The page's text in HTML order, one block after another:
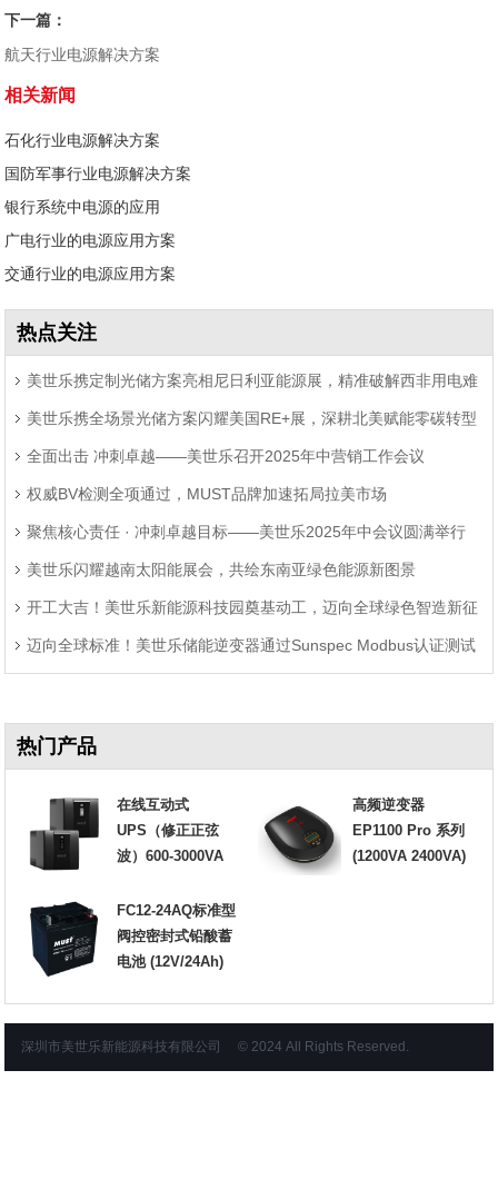
下一篇：
航天行业电源解决方案
相关新闻
石化行业电源解决方案
国防军事行业电源解决方案
银行系统中电源的应用
广电行业的电源应用方案
交通行业的电源应用方案
热点关注
美世乐携定制光储方案亮相尼日利亚能源展，精准破解西非用电难
题 美世乐携全场景光储方案闪耀美国RE+展，深耕北美赋能零碳转型
全面出击 冲刺卓越——美世乐召开2025年中营销工作会议
权威BV检测全项通过，MUST品牌加速拓局拉美市场
聚焦核心责任 · 冲刺卓越目标——美世乐2025年中会议圆满举行
美世乐闪耀越南太阳能展会，共绘东南亚绿色能源新图景
开工大吉！美世乐新能源科技园奠基动工，迈向全球绿色智造新征
程 迈向全球标准！美世乐储能逆变器通过Sunspec Modbus认证测试
热门产品
在线互动式
UPS（修正正弦
波）600-3000VA
高频逆变器
EP1100 Pro 系列
(1200VA 2400VA)
FC12-24AQ标准型
阀控密封式铅酸蓄
电池 (12V/24Ah)
深圳市美世乐新能源科技有限公司 © 2024 All Rights Reserved.